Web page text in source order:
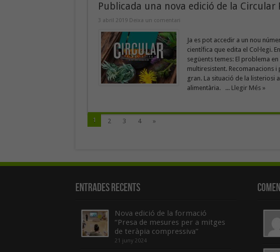
Publicada una nova edició de la Circular
3 abril 2019 Deixa un comentari
Ja es pot accedir a un nou
científica que edita el Col·legi.
següents temes: El problema
multiresistent. Recomanacions
gran. La situació de la listeriosi
alimentària. ... Llegir Més »
1 2 3 4 »
Entrades recents
Nova edició de la formació
“Presa de mesures per a mitges
de teràpia compressiva”
21 juny 2024